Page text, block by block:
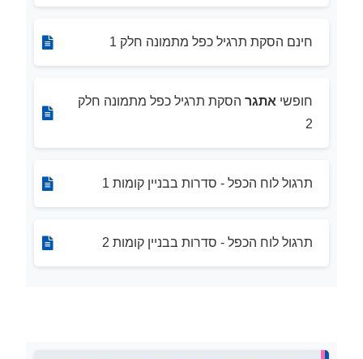
חינם הסקת תרגיל כפל מתמונה חלק 1
חופשי אתגר הסקת תרגיל כפל מתמונה חלק
2
תרגול לוח הכפל - סדרות בבניין קומות 1
תרגול לוח הכפל - סדרות בבניין קומות 2